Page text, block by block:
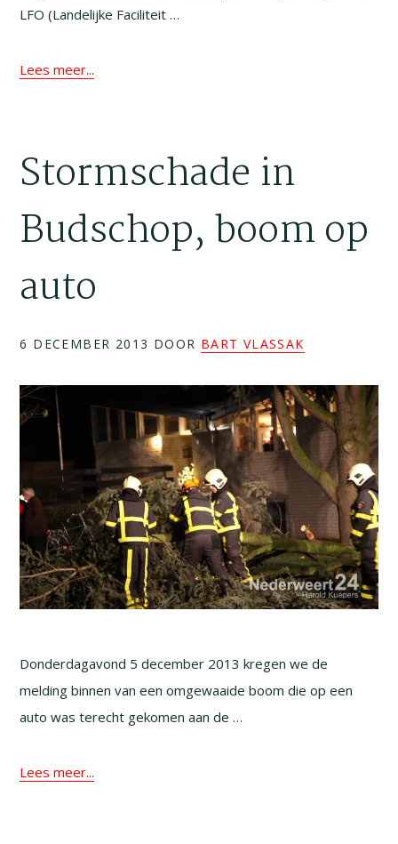
LFO (Landelijke Faciliteit …
Lees meer...
Stormschade in
Budschop, boom op
auto
6 DECEMBER 2013 DOOR BART VLASSAK
Donderdagavond 5 december 2013 kregen we de
melding binnen van een omgewaaide boom die op een
auto was terecht gekomen aan de …
Lees meer...